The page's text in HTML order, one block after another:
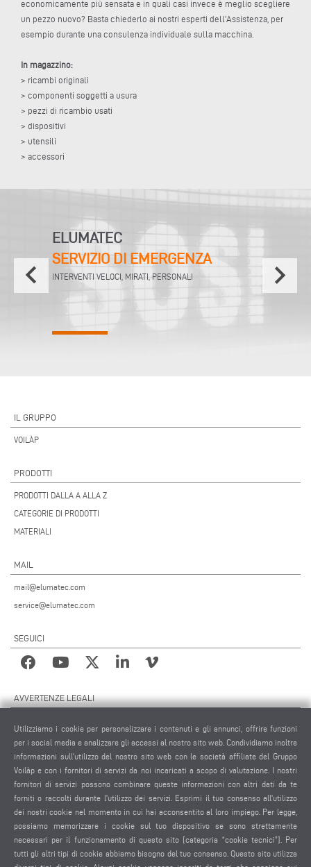
economicamente più sensata e in quali casi invece è meglio scegliere
un pezzo nuovo? Basta chiederlo ai nostri esperti dell’Assistenza, per
esempio durante una consulenza individuale sulla macchina.
In magazzino:
> ricambi originali
> componenti soggetti a usura
> pezzi di ricambio usati
> dispositivi
> utensili
> accessori
ELUMATEC
SERVIZIO DI EMERGENZA
INTERVENTI VELOCI, MIRATI, PERSONALI
keyboard_arrow_left keyboard_arrow_right
IL GRUPPO
VOILÀP
PRODOTTI
PRODOTTI DALLA A ALLA Z
CATEGORIE DI PRODOTTI
MATERIALI
MAIL
mail@elumatec.com
service@elumatec.com
SEGUICI
AVVERTENZE LEGALI
MATERIALE GRAFICO
PROTEZIONE DEI DATI
PROTEZIONE DEI DATI INTERNAZIONALE
CONTRATTO DI MANUTENZIONE REMOTA
IMPOSTAZIONE COOKIES
CODICE DI CONDOTTA DEI FORNITORI
Utilizziamo i cookie per personalizzare i contenuti e gli annunci, offrire funzioni
per i social media e analizzare gli accessi al nostro sito web. Condividiamo inoltre
informazioni sull'utilizzo del nostro sito web con le società affiliate del Gruppo
Voilàp e con i fornitori di servizi da noi incaricati a scopo di valutazione. I nostri
fornitori di servizi possono combinare queste informazioni con altri dati da te
forniti o raccolti durante l'utilizzo dei servizi. Esprimi il tuo consenso all'utilizzo
dei nostri cookie nel momento in cui hai acconsentito al loro impiego. Per legge,
possiamo memorizzare i cookie sul tuo dispositivo se sono strettamente
necessari per il funzionamento di questo sito [categoria “cookie tecnici”]. Per
tutti gli altri tipi di cookie abbiamo bisogno del tuo consenso. Questo sito utilizza